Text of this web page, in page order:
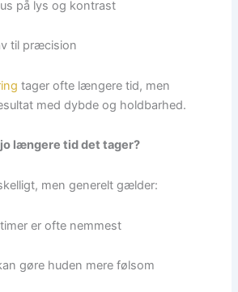
på lys og kontrast
til præcision
tager ofte længere tid, men
med dybde og holdbarhed.
længere tid det tager?
men generelt gælder:
er ofte nemmest
gøre huden mere følsom